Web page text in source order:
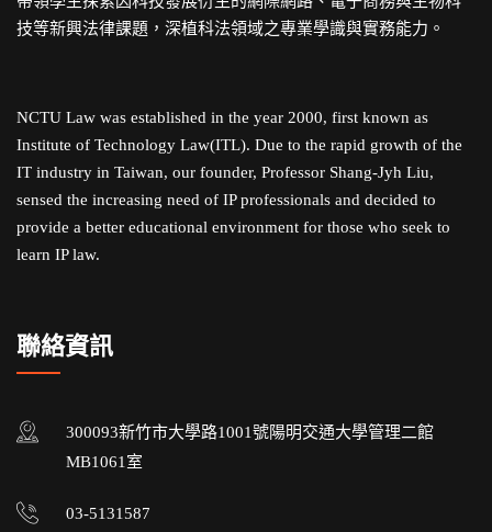
技等新興法律課題，深植科法領域之專業學識與實務能力。
NCTU Law was established in the year 2000, first known as
Institute of Technology Law(ITL). Due to the rapid growth of the
IT industry in Taiwan, our founder, Professor Shang-Jyh Liu,
sensed the increasing need of IP professionals and decided to
provide a better educational environment for those who seek to
learn IP law.
聯絡資訊
300093新竹市大學路1001號陽明交通大學管理二館
MB1061室
03-5131587